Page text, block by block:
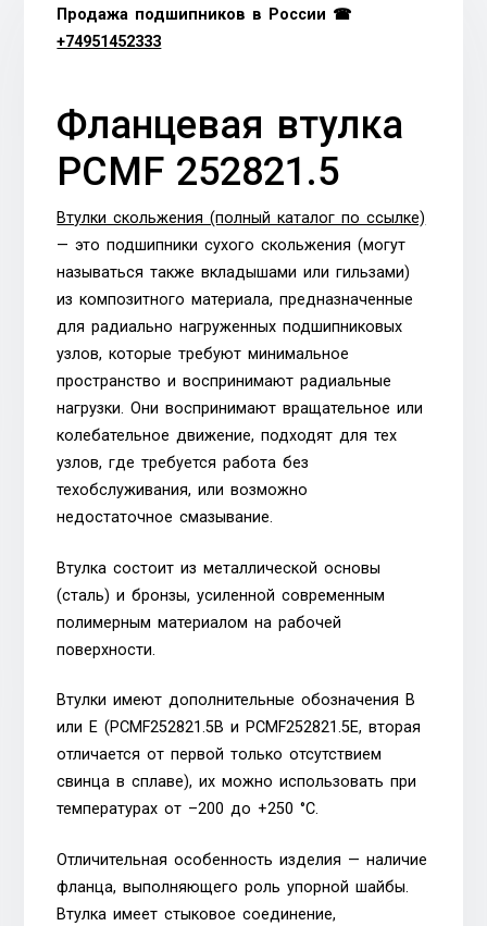
Продажа подшипников в России ☎
+74951452333
Фланцевая втулка
PCMF 252821.5
Втулки скольжения (полный каталог по ссылке)
— это подшипники сухого скольжения (могут
называться также вкладышами или гильзами)
из композитного материала, предназначенные
для радиально нагруженных подшипниковых
узлов, которые требуют минимальное
пространство и воспринимают радиальные
нагрузки. Они воспринимают вращательное или
колебательное движение, подходят для тех
узлов, где требуется работа без
техобслуживания, или возможно
недостаточное смазывание.
Втулка состоит из металлической основы
(сталь) и бронзы, усиленной современным
полимерным материалом на рабочей
поверхности.
Втулки имеют дополнительные обозначения B
или E (PCMF252821.5B и PCMF252821.5E, вторая
отличается от первой только отсутствием
свинца в сплаве), их можно использовать при
температурах от –200 до +250 °C.
Отличительная особенность изделия — наличие
фланца, выполняющего роль упорной шайбы.
Втулка имеет стыковое соединение,